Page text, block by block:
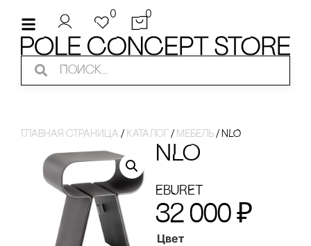
0 0
Главная страница / Каталог / Мебель / NLO
NLO
EBURET
32 000 ₽
Цвет